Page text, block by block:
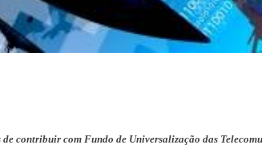
contribuir com Fundo de Universalização das